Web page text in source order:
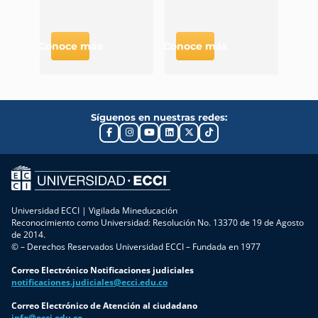
Conoce más Conoce más
Síguenos en nuestras redes:
Universidad ECCI | Vigilada Mineducación
Reconocimiento como Universidad: Resolución No. 13370 de 19 de Agosto
de 2014.
© – Derechos Reservados Universidad ECCI – Fundada en 1977
Correo Electrónico Notificaciones judiciales
notificaciones.judiciales@ecci.edu.co
Correo Electrónico de Atención al ciudadano